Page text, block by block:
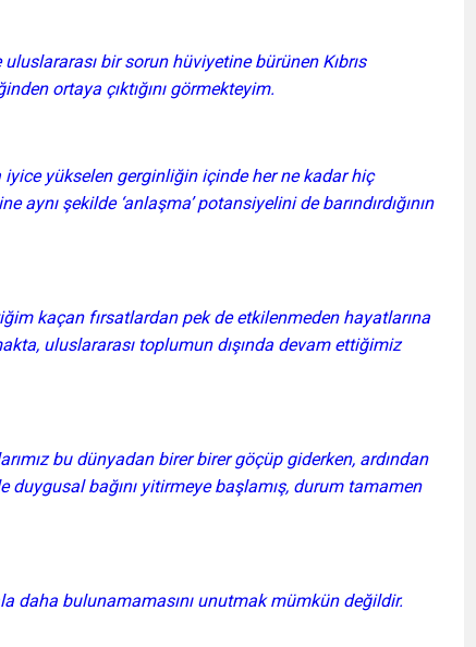
bir sorun hüviyetine bürünen Kıbrıs
ortaya çıktığını görmekteyim.
iyice yükselen gerginliğin içinde her ne kadar hiç
şekilde ‘anlaşma’ potansiyelini de barındırdığının
kaçan fırsatlardan pek de etkilenmeden hayatlarına
uluslararası toplumun dışında devam ettiğimiz
bu dünyadan birer birer göçüp giderken, ardından
duygusal bağını yitirmeye başlamış, durum tamamen
daha bulunamamasını unutmak mümkün değildir.